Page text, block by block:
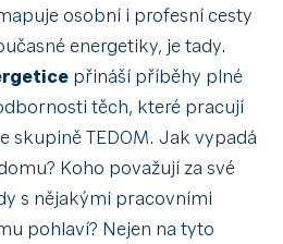
osobní i profesní cesty
energetiky, je tady.
přináší příběhy plné
těch, které pracují
skupině TEDOM. Jak vypadá
Koho považují za své
s nějakými pracovními
pohlaví? Nejen na tyto